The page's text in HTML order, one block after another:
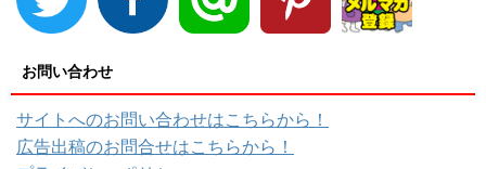
お問い合わせ
サイトへのお問い合わせはこちらから！
広告出稿のお問合せはこちらから！